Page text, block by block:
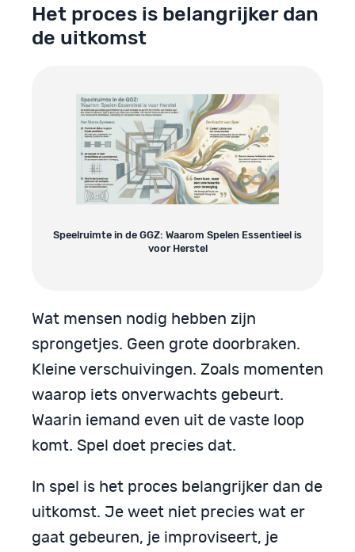
Het proces is belangrijker dan
de uitkomst
Speelruimte in de GGZ: Waarom Spelen Essentieel is
voor Herstel
Wat mensen nodig hebben zijn
sprongetjes. Geen grote doorbraken.
Kleine verschuivingen. Zoals momenten
waarop iets onverwachts gebeurt.
Waarin iemand even uit de vaste loop
komt. Spel doet precies dat.
In spel is het proces belangrijker dan de
uitkomst. Je weet niet precies wat er
gaat gebeuren, je improviseert, je